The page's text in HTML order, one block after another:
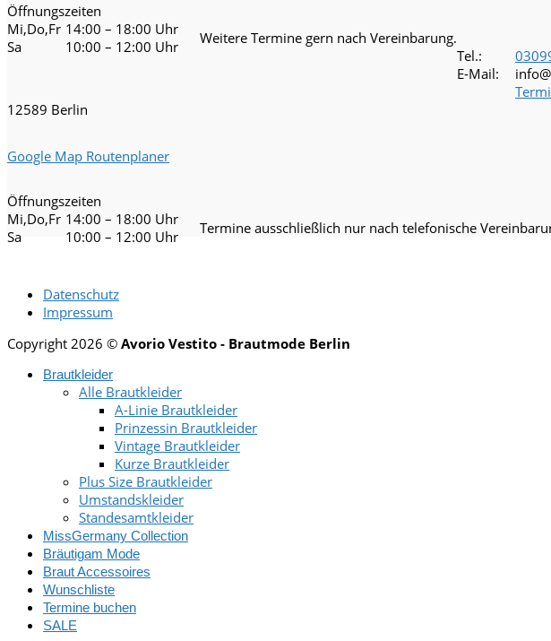
Öffnungszeiten
Mi,Do,Fr
Sa
14:00 – 18:00 Uhr
10:00 – 12:00 Uhr
Weitere Termine gern nach Vereinbarung.
Tel.:
E-Mail:
12589 Berlin
Google Map Routenplaner
Öffnungszeiten
Mi,Do,Fr
Sa
14:00 – 18:00 Uhr
10:00 – 12:00 Uhr
Termine ausschließlich nur nach telefonische
Datenschutz
Impressum
Copyright 2026 © Avorio Vestito - Brautmode Berlin
Brautkleider
Alle Brautkleider
A-Linie Brautkleider
Prinzessin Brautkleider
Vintage Brautkleider
Kurze Brautkleider
Plus Size Brautkleider
Umstandskleider
Standesamtkleider
MissGermany Collection
Bräutigam Mode
Braut Accessoires
Wunschliste
Termine buchen
SALE